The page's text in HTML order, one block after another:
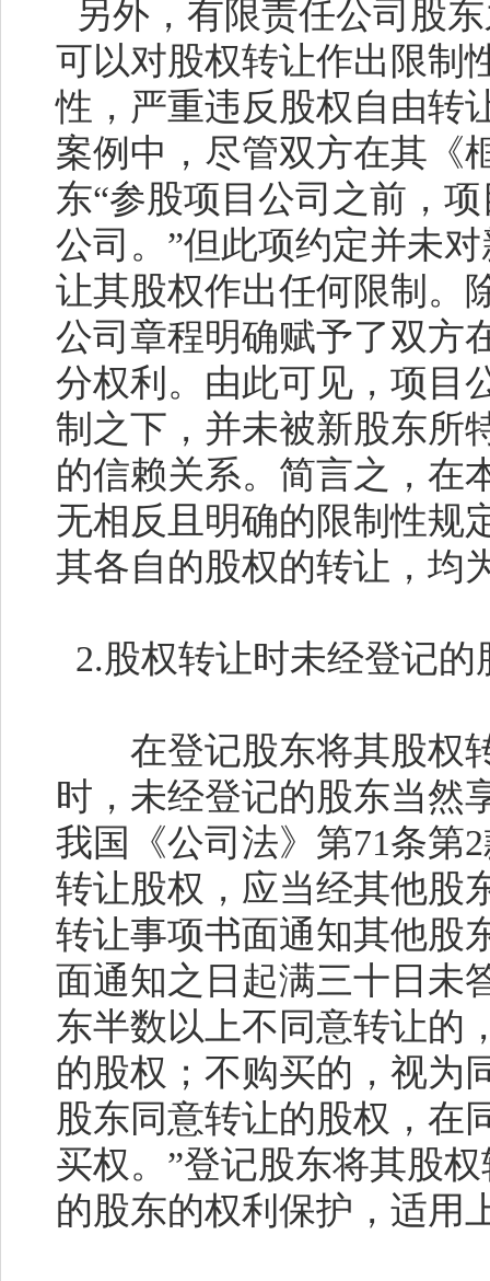
另外，有限责任公司股
可以对股权转让作出限制
性，严重违反股权自由转
案例中，尽管双方在其《
东“参股项目公司之前，
公司。”但此项约定并未
让其股权作出任何限制。
公司章程明确赋予了双方
分权利。由此可见，项目
制之下，并未被新股东所
的信赖关系。简言之，在
无相反且明确的限制性规
其各自的股权的转让，均
2.股权转让时未经登记
在登记股东将其股权转
时，未经登记的股东当然
我国《公司法》第71条第2
转让股权，应当经其他股
转让事项书面通知其他股
面通知之日起满三十日未
东半数以上不同意转让的
的股权；不购买的，视为
股东同意转让的股权，在
买权。”登记股东将其股
的股东的权利保护，适用